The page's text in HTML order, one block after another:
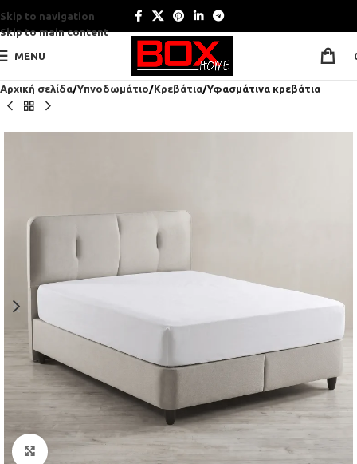
Skip to navigation
Skip to main content
MENU
Αρχική σελίδα Υπνοδωμάτιο Κρεβάτια Υφασμάτινα κρεβάτια
Click to enlarge